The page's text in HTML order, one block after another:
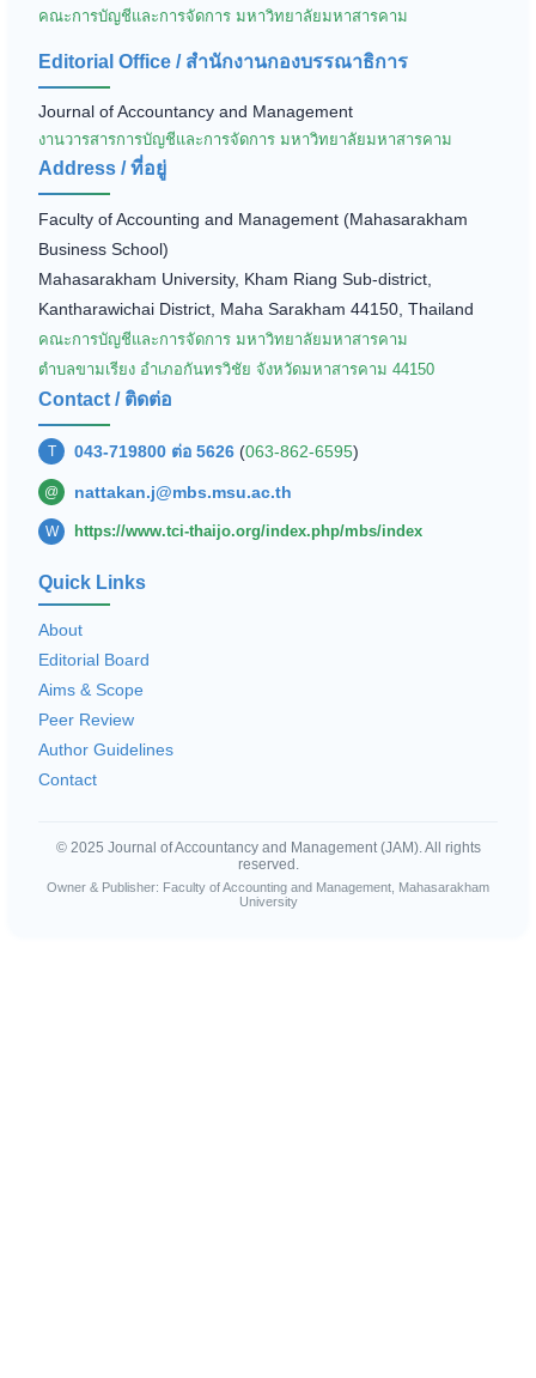
คณะการบัญชีและการจัดการ มหาวิทยาลัยมหาสารคาม
Editorial Office / สำนักงานกองบรรณาธิการ
Journal of Accountancy and Management
งานวารสารการบัญชีและการจัดการ มหาวิทยาลัยมหาสารคาม
Address / ที่อยู่
Faculty of Accounting and Management (Mahasarakham
Business School)
Mahasarakham University, Kham Riang Sub-district,
Kantharawichai District, Maha Sarakham 44150, Thailand
คณะการบัญชีและการจัดการ มหาวิทยาลัยมหาสารคาม
ตำบลขามเรียง อำเภอกันทรวิชัย จังหวัดมหาสารคาม 44150
Contact / ติดต่อ
T 043-719800 ต่อ 5626 (063-862-6595)
@ nattakan.j@mbs.msu.ac.th
W https://www.tci-thaijo.org/index.php/mbs/index
Quick Links
About
Editorial Board
Aims & Scope
Peer Review
Author Guidelines
Contact
© 2025 Journal of Accountancy and Management (JAM). All rights
reserved.
Owner & Publisher: Faculty of Accounting and Management, Mahasarakham
University